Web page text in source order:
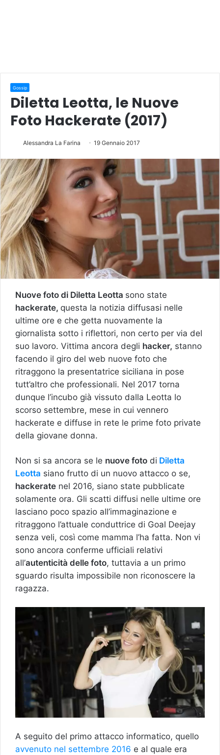
Gossip
Diletta Leotta, le Nuove
Foto Hackerate (2017)
Alessandra La Farina 19 Gennaio 2017
Nuove foto di Diletta Leotta sono state
hackerate, questa la notizia diffusasi nelle
ultime ore e che getta nuovamente la
giornalista sotto i riflettori, non certo per via del
suo lavoro. Vittima ancora degli hacker, stanno
facendo il giro del web nuove foto che
ritraggono la presentatrice siciliana in pose
tutt’altro che professionali. Nel 2017 torna
dunque l’incubo già vissuto dalla Leotta lo
scorso settembre, mese in cui vennero
hackerate e diffuse in rete le prime foto private
della giovane donna.
Non si sa ancora se le nuove foto di Diletta
Leotta siano frutto di un nuovo attacco o se,
hackerate nel 2016, siano state pubblicate
solamente ora. Gli scatti diffusi nelle ultime ore
lasciano poco spazio all’immaginazione e
ritraggono l’attuale conduttrice di Goal Deejay
senza veli, così come mamma l’ha fatta. Non vi
sono ancora conferme ufficiali relativi
all’autenticità delle foto, tuttavia a un primo
sguardo risulta impossibile non riconoscere la
ragazza.
A seguito del primo attacco informatico, quello
avvenuto nel settembre 2016 e al quale era